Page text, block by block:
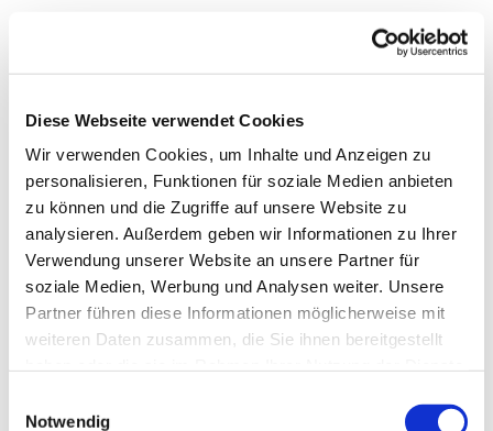
Diese Webseite verwendet Cookies
Wir verwenden Cookies, um Inhalte und Anzeigen zu
personalisieren, Funktionen für soziale Medien anbieten
zu können und die Zugriffe auf unsere Website zu
analysieren. Außerdem geben wir Informationen zu Ihrer
Verwendung unserer Website an unsere Partner für
soziale Medien, Werbung und Analysen weiter. Unsere
Partner führen diese Informationen möglicherweise mit
weiteren Daten zusammen, die Sie ihnen bereitgestellt
Notwendig